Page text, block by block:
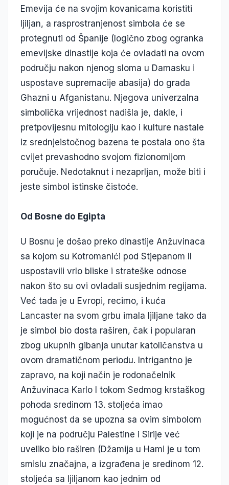
Emevija će na svojim kovanicama koristiti
ljiljan, a rasprostranjenost simbola će se
protegnuti od Španije (logično zbog ogranka
emevijske dinastije koja će ovladati na ovom
području nakon njenog sloma u Damasku i
uspostave supremacije abasija) do grada
Ghazni u Afganistanu. Njegova univerzalna
simbolička vrijednost nadišla je, dakle, i
pretpovijesnu mitologiju kao i kulture nastale
iz srednjeistočnog bazena te postala ono šta
cvijet prevashodno svojom fizionomijom
poručuje. Nedotaknut i nezaprljan, može biti i
jeste simbol istinske čistoće.
Od Bosne do Egipta
U Bosnu je došao preko dinastije Anžuvinaca
sa kojom su Kotromanići pod Stjepanom II
uspostavili vrlo bliske i strateške odnose
nakon što su ovi ovladali susjednim regijama.
Već tada je u Evropi, recimo, i kuća
Lancaster na svom grbu imala ljiljane tako da
je simbol bio dosta raširen, čak i popularan
zbog ukupnih gibanja unutar katoličanstva u
ovom dramatičnom periodu. Intrigantno je
zapravo, na koji način je rodonačelnik
Anžuvinaca Karlo I tokom Sedmog krstaškog
pohoda sredinom 13. stoljeća imao
mogućnost da se upozna sa ovim simbolom
koji je na području Palestine i Sirije već
uveliko bio raširen (Džamija u Hami je u tom
smislu značajna, a izgrađena je sredinom 12.
stoljeća sa ljiljanom kao jednim od